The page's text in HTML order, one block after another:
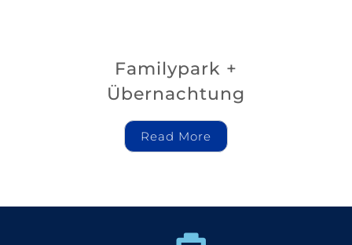
Familypark +
Übernachtung
Read More